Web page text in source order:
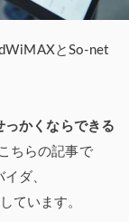
とSo-net
っかくならできる
ちらの記事で
ダ、
ています。